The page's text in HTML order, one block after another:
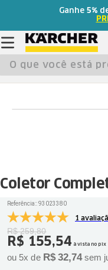
Ganhe 5%
O que você está
Coletor
Referência::93023380
1
R$ 259,80
R$ 155,54 à vista no pix
ou 5x de R$ 32,74sem